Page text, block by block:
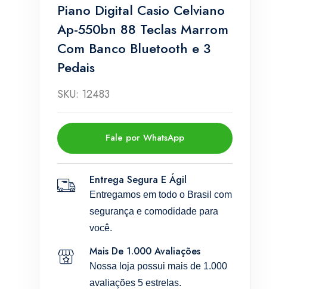
Piano Digital Casio Celviano
Ap-550bn 88 Teclas Marrom
Com Banco Bluetooth e 3
Pedais
SKU: 12483
Fale por WhatsApp
Entrega Segura E Ágil
Entregamos em todo o Brasil com
segurança e comodidade para
você.
Mais De 1.000 Avaliações
Nossa loja possui mais de 1.000
avaliações 5 estrelas.